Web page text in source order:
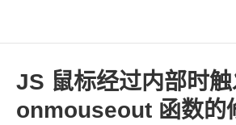
JS 鼠标经过内部时
onmouseout 函数的